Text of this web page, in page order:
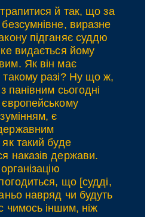
й так, що за
виразне
підганяє суддю
видається йому
Як він має
разі? Ну що ж,
панівним сьогодні
є
такий буде
наказів держави.
що [судді,
навряд чи будуть
чимось іншим, ніж